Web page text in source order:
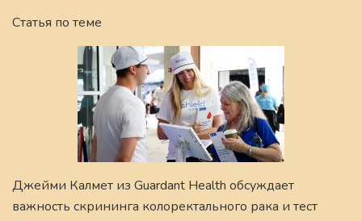
Статья по теме
Джейми Калмет из Guardant Health обсуждает
важность скрининга колоректального рака и тест